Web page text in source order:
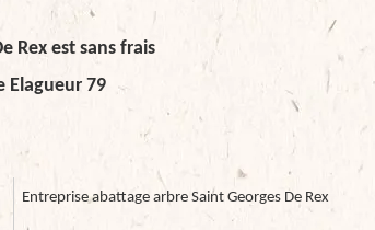
Rex est sans frais
Elagueur 79
Entreprise abattage arbre Saint Georges De Rex